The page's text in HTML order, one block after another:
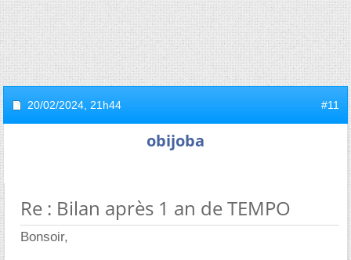
20/02/2024, 21h44 #11
obijoba
Re : Bilan après 1 an de TEMPO
Bonsoir,